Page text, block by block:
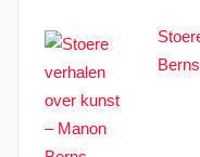
Berns